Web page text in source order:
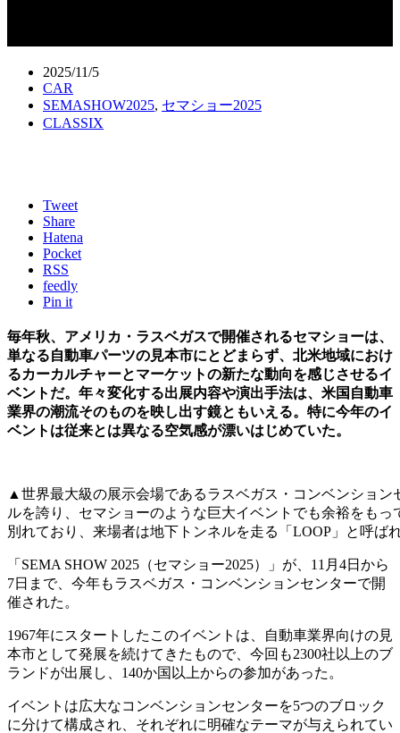
2025/11/5
CAR
SEMASHOW2025, セマショー2025
CLASSIX
Tweet
Share
Hatena
Pocket
RSS
feedly
Pin it
毎年秋、アメリカ・ラスベガスで開催されるセマショーは、
単なる自動車パーツの見本市にとどまらず、北米地域におけ
るカーカルチャーとマーケットの新たな動向を感じさせるイ
ベントだ。年々変化する出展内容や演出手法は、米国自動車
業界の潮流そのものを映し出す鏡ともいえる。特に今年のイ
ベントは従来とは異なる空気感が漂いはじめていた。
▲世界最大級の展示会場であるラスベガス・コンベンショ
ルを誇り、セマショーのような巨大イベントでも余裕をも
別れており、来場者は地下トンネルを走る「LOOP」と呼ば
「SEMA SHOW 2025（セマショー2025）」が、11月4日から
7日まで、今年もラスベガス・コンベンションセンターで開
催された。
1967年にスタートしたこのイベントは、自動車業界向けの見
本市として発展を続けてきたもので、今回も2300社以上のブ
ランドが出展し、140か国以上からの参加があった。
イベントは広大なコンベンションセンターを5つのブロック
に分けて構成され、それぞれに明確なテーマが与えられてい